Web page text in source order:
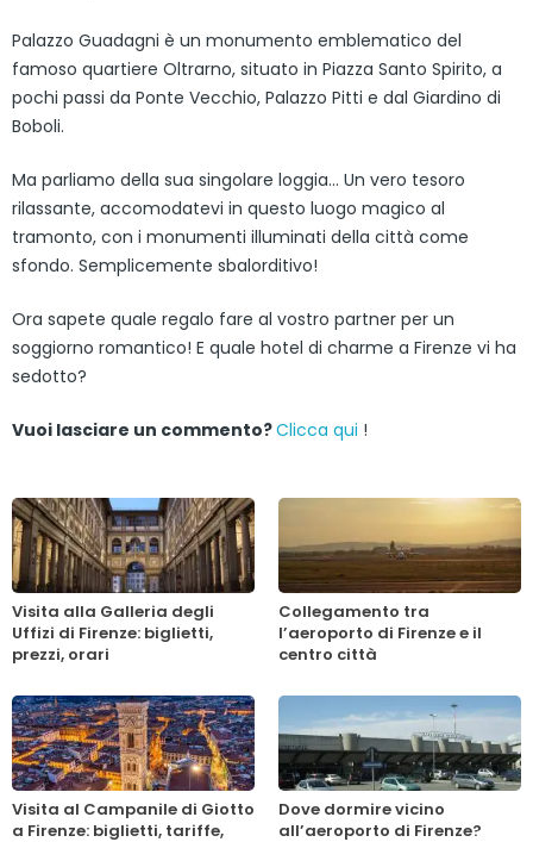
Palazzo Guadagni è un monumento emblematico del
famoso quartiere Oltrarno, situato in Piazza Santo Spirito, a
pochi passi da Ponte Vecchio, Palazzo Pitti e dal Giardino di
Boboli.
Ma parliamo della sua singolare loggia… Un vero tesoro
rilassante, accomodatevi in questo luogo magico al
tramonto, con i monumenti illuminati della città come
sfondo. Semplicemente sbalorditivo!
Ora sapete quale regalo fare al vostro partner per un
soggiorno romantico! E quale hotel di charme a Firenze vi ha
sedotto?
Vuoi lasciare un commento?Clicca qui !
Visita alla Galleria degli
Uffizi di Firenze: biglietti,
prezzi, orari
Collegamento tra
l’aeroporto di Firenze e il
centro città
Visita al Campanile di Giotto
a Firenze: biglietti, tariffe,
Dove dormire vicino
all’aeroporto di Firenze?